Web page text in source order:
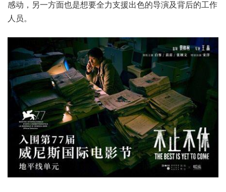
感动，另一方面也是想要全力支援出色的导演及背后的工作
人员。